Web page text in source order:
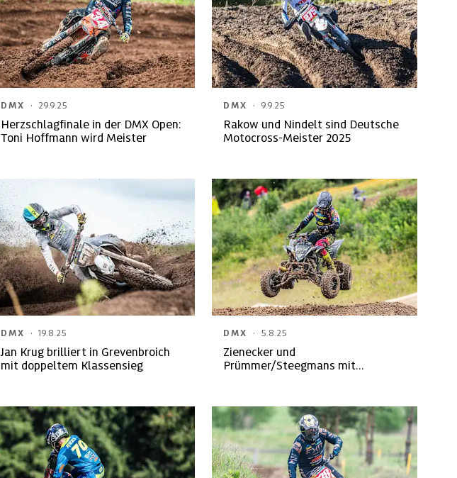
DMX · 29.9.25
Herzschlagfinale in der DMX Open:
Toni Hoffmann wird Meister
DMX · 9.9.25
Rakow und Nindelt sind Deutsche
Motocross-Meister 2025
DMX · 19.8.25
Jan Krug brilliert in Grevenbroich
mit doppeltem Klassensieg
DMX · 5.8.25
Zienecker und
Prümmer/Steegmans mit